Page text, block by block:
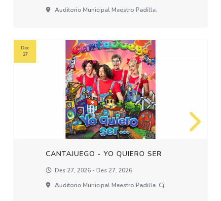
Auditorio Municipal Maestro Padilla.
CANTAJUEGO - YO QUIERO SER
Des 27, 2026 - Des 27, 2026
Auditorio Municipal Maestro Padilla. Cj
Dec
27